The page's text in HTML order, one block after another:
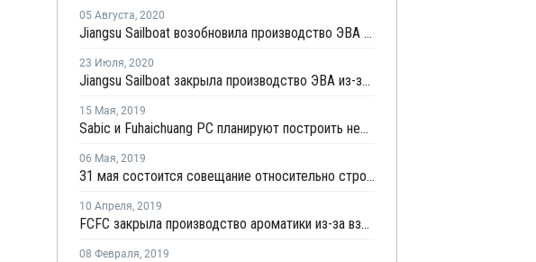
05 Августа, 2020
Jiangsu Sailboat возобновила производство ЭВА в Ляньюньгане
23 Июля, 2020
Jiangsu Sailboat закрыла производство ЭВА из-за нехватки сырья
15 Мая, 2019
Sabic и Fuhaichuang PC планируют построить нефтекомплекс в провинции Фуцзянь
06 Мая, 2019
31 мая состоится совещание относительно строительства производства этилена на базе ГНС
10 Апреля, 2019
FCFC закрыла производство ароматики из-за взрыва на один месяц
08 Февраля, 2019